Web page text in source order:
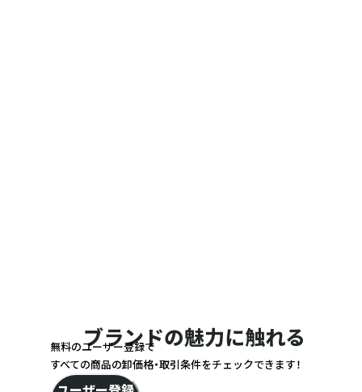
ブランドの魅力に触れる
無料のユーザー登録で
すべての商品の卸価格・取引条件をチェックできます！